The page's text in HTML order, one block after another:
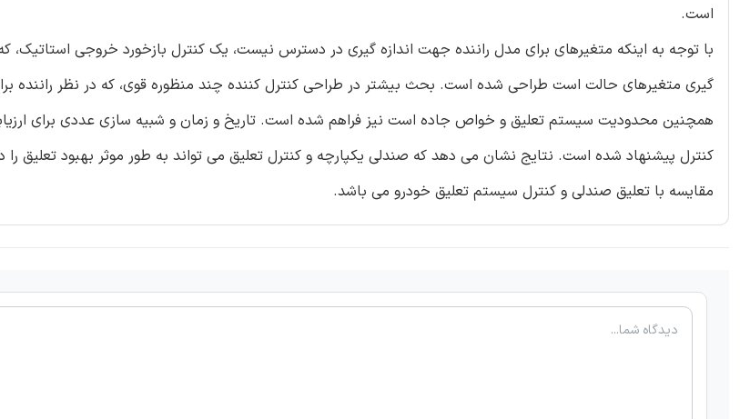
است.
با توجه به اینکه متغیرهای برای مدل راننده جهت اندازه گیری در دسترس نیست، یک کنترل بازخورد خروجی استاتیک، که
گیری متغیرهای حالت است طراحی شده است. بحث بیشتر در طراحی کنترل کننده چند منظوره قوی، که در نظر راننده
همچنین محدودیت سیستم تعلیق و خواص جاده است نیز فراهم شده است. تاریخ و زمان و شبیه سازی عددی برای
کنترل پیشنهاد شده است. نتایج نشان می دهد که صندلی یکپارچه و کنترل تعلیق می تواند به طور موثر بهبود تعلیق را
مقایسه با تعلیق صندلی و کنترل سیستم تعلیق خودرو می باشد.